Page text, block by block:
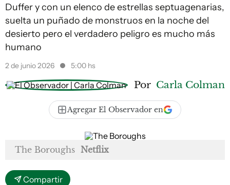
Duffer y con un elenco de estrellas septuagenarias,
suelta un puñado de monstruos en la noche del
desierto pero el verdadero peligro es mucho más
humano
2 de junio 2026 5:00 hs
Por Carla Colman
Agregar El Observador en
The Boroughs Netflix
Compartir